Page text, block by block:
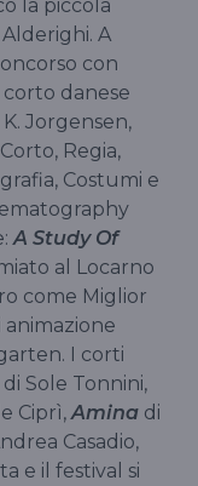
la piccola
A
con
corto danese
Jorgensen,
Regia,
Costumi e
A Study Of
al Locarno
come Miglior
I corti
di Sole Tonnini,
Ciprì, Amina di
Casadio,
e il festival si